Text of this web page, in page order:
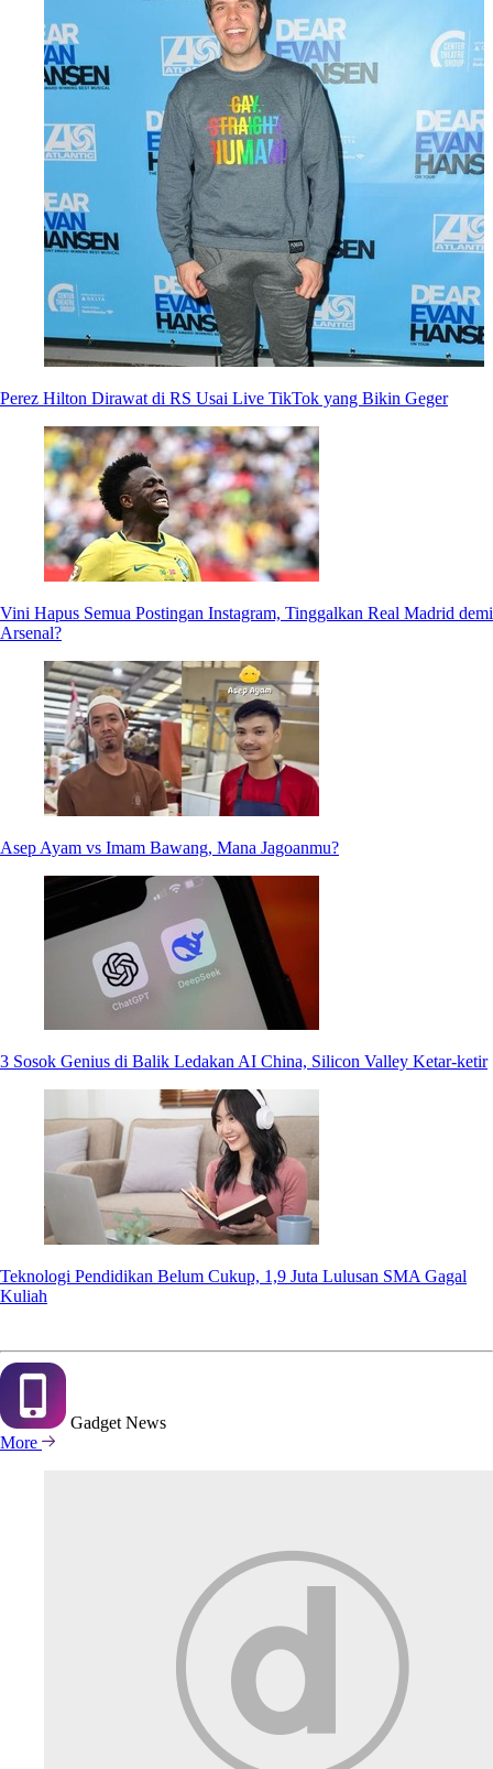
Perez Hilton Dirawat di RS Usai Live TikTok yang Bikin Geger
Vini Hapus Semua Postingan Instagram, Tinggalkan Real Madrid demi
Arsenal?
Asep Ayam vs Imam Bawang, Mana Jagoanmu?
3 Sosok Genius di Balik Ledakan AI China, Silicon Valley Ketar-ketir
Teknologi Pendidikan Belum Cukup, 1,9 Juta Lulusan SMA Gagal
Kuliah
Gadget News
More